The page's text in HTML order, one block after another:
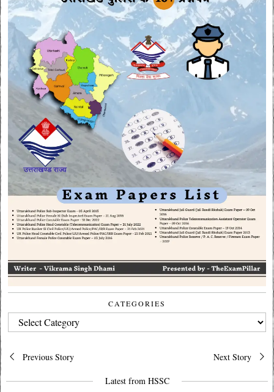
CATEGORIES
CATEGORIES
Post
navigation
Previous Story Next Story
Latest from HSSC